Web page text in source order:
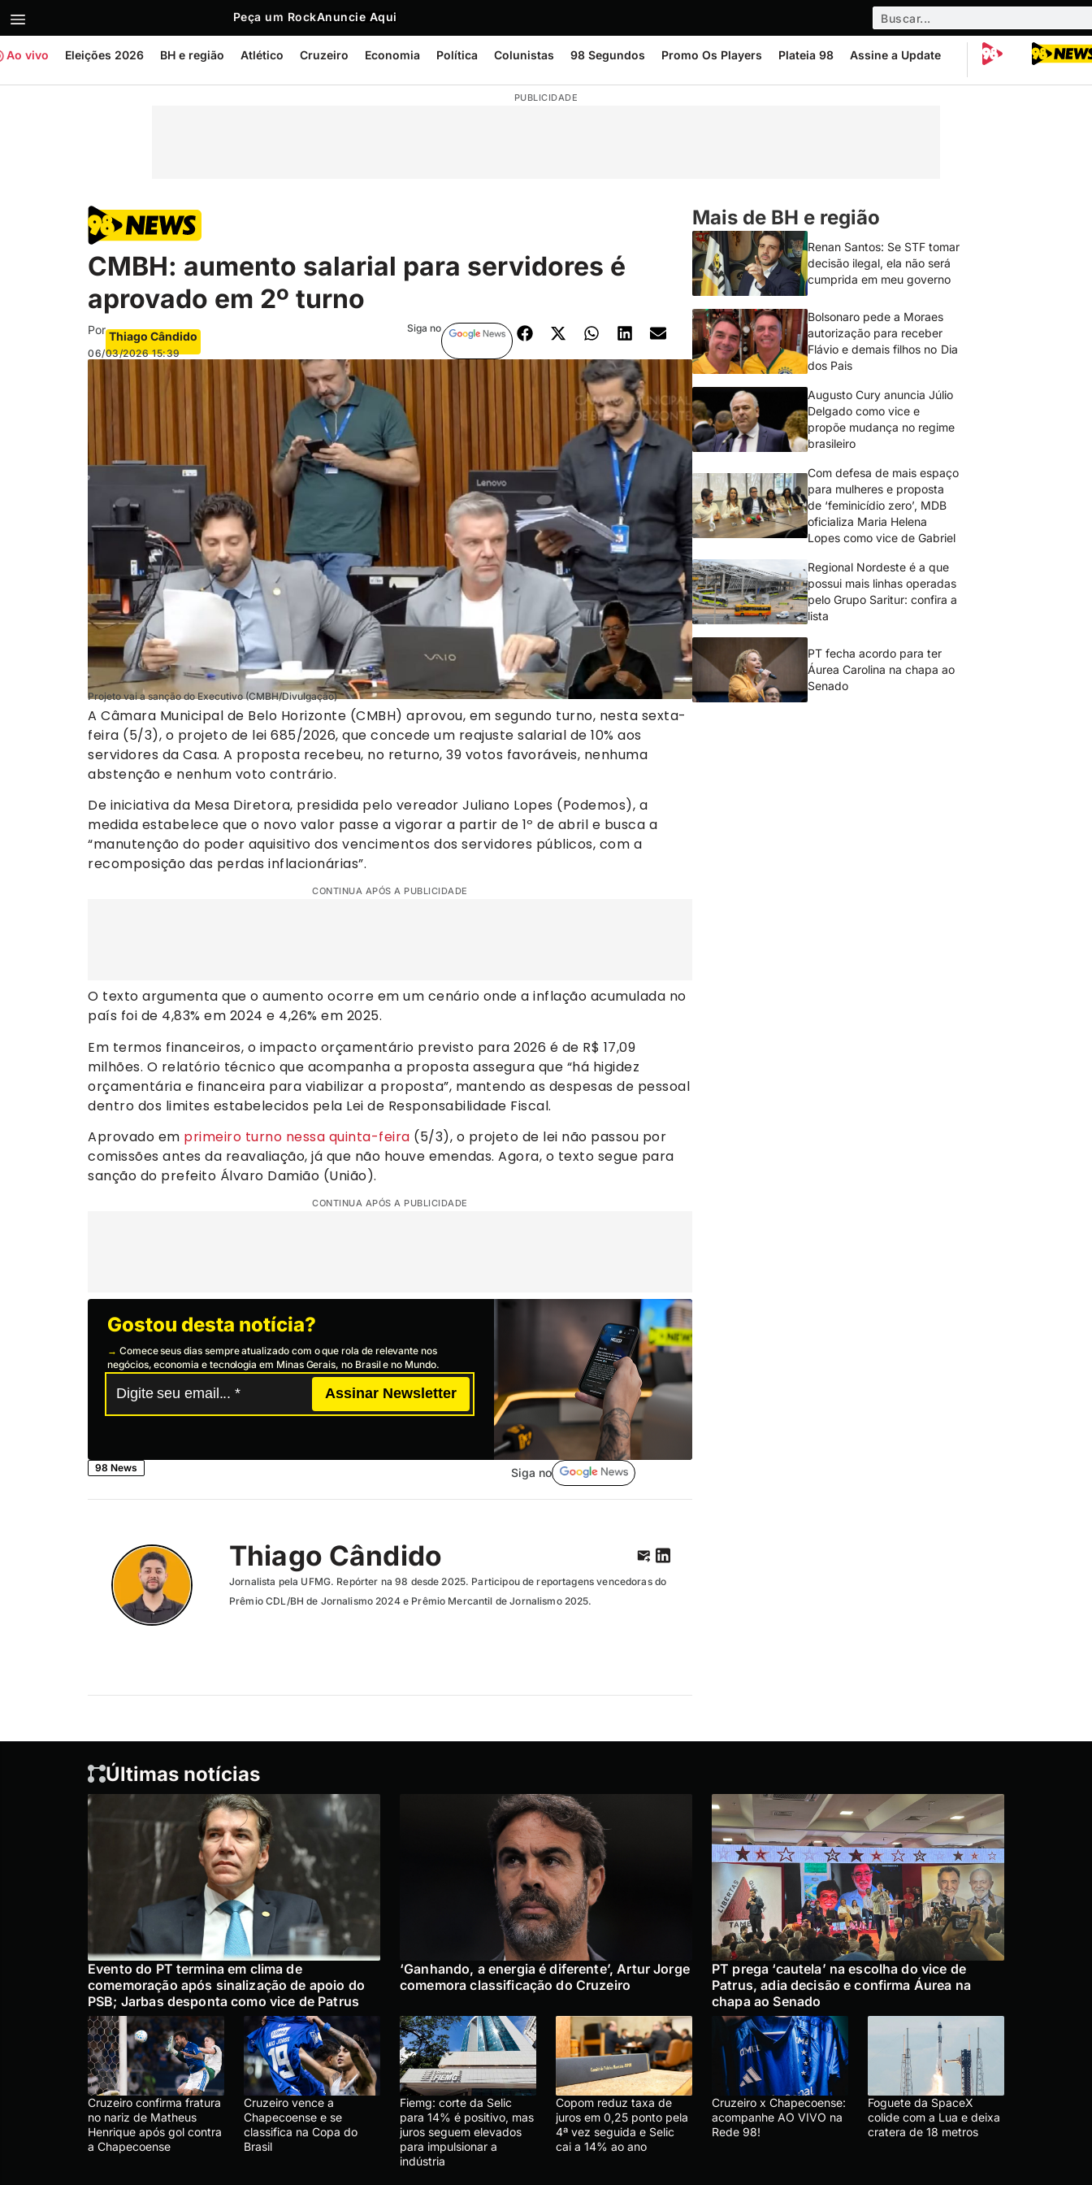
Peça um RockAnuncie Aqui
Ao vivo Eleições 2026 BH e região Atlético Cruzeiro Economia Política Colunistas 98 Segundos Promo Os Players Plateia 98 Assine a Update
PUBLICIDADE
CMBH: aumento salarial para servidores é
aprovado em 2º turno
Por Thiago Cândido
06/03/2026 15:39
Siga no
Projeto vai a sanção do Executivo (CMBH/Divulgação)
A Câmara Municipal de Belo Horizonte (CMBH) aprovou, em segundo turno, nesta sexta-
feira (5/3), o projeto de lei 685/2026, que concede um reajuste salarial de 10% aos
servidores da Casa. A proposta recebeu, no returno, 39 votos favoráveis, nenhuma
abstenção e nenhum voto contrário.
De iniciativa da Mesa Diretora, presidida pelo vereador Juliano Lopes (Podemos), a
medida estabelece que o novo valor passe a vigorar a partir de 1º de abril e busca a
“manutenção do poder aquisitivo dos vencimentos dos servidores públicos, com a
recomposição das perdas inflacionárias”.
CONTINUA APÓS A PUBLICIDADE
O texto argumenta que o aumento ocorre em um cenário onde a inflação acumulada no
país foi de 4,83% em 2024 e 4,26% em 2025.
Em termos financeiros, o impacto orçamentário previsto para 2026 é de R$ 17,09
milhões. O relatório técnico que acompanha a proposta assegura que “há higidez
orçamentária e financeira para viabilizar a proposta”, mantendo as despesas de pessoal
dentro dos limites estabelecidos pela Lei de Responsabilidade Fiscal.
Aprovado em primeiro turno nessa quinta-feira (5/3), o projeto de lei não passou por
comissões antes da reavaliação, já que não houve emendas. Agora, o texto segue para
sanção do prefeito Álvaro Damião (União).
CONTINUA APÓS A PUBLICIDADE
Gostou desta notícia?
→ Comece seus dias sempre atualizado com o que rola de relevante nos
negócios, economia e tecnologia em Minas Gerais, no Brasil e no Mundo.
Assinar Newsletter
98 News Siga no
Thiago Cândido
Jornalista pela UFMG. Repórter na 98 desde 2025. Participou de reportagens vencedoras do
Prêmio CDL/BH de Jornalismo 2024 e Prêmio Mercantil de Jornalismo 2025.
Mais de BH e região
Renan Santos: Se STF tomar
decisão ilegal, ela não será
cumprida em meu governo
Bolsonaro pede a Moraes
autorização para receber
Flávio e demais filhos no Dia
dos Pais
Augusto Cury anuncia Júlio
Delgado como vice e
propõe mudança no regime
brasileiro
Com defesa de mais espaço
para mulheres e proposta
de ‘feminicídio zero’, MDB
oficializa Maria Helena
Lopes como vice de Gabriel
Regional Nordeste é a que
possui mais linhas operadas
pelo Grupo Saritur: confira a
lista
PT fecha acordo para ter
Áurea Carolina na chapa ao
Senado
Últimas notícias
Evento do PT termina em clima de
comemoração após sinalização de apoio do
PSB; Jarbas desponta como vice de Patrus
‘Ganhando, a energia é diferente’, Artur Jorge
comemora classificação do Cruzeiro
PT prega ‘cautela’ na escolha do vice de
Patrus, adia decisão e confirma Áurea na
chapa ao Senado
Cruzeiro confirma fratura
no nariz de Matheus
Henrique após gol contra
a Chapecoense
Cruzeiro vence a
Chapecoense e se
classifica na Copa do
Brasil
Fiemg: corte da Selic
para 14% é positivo, mas
juros seguem elevados
para impulsionar a
indústria
Copom reduz taxa de
juros em 0,25 ponto pela
4ª vez seguida e Selic
cai a 14% ao ano
Cruzeiro x Chapecoense:
acompanhe AO VIVO na
Rede 98!
Foguete da SpaceX
colide com a Lua e deixa
cratera de 18 metros